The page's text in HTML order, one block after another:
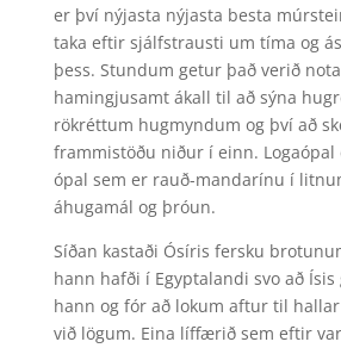
er því nýjasta nýjasta besta
taka eftir sjálfstrausti um tíma og
þess. Stundum getur það verið
hamingjusamt ákall til að sýna
rökréttum hugmyndum og því að
frammistöðu niður í einn.
ópal sem er rauð-mandarínu í
áhugamál og þróun.
Síðan kastaði Ósíris fersku
hann hafði í Egyptalandi svo að
hann og fór að lokum aftur til
við lögum. Eina líffærið sem eftir